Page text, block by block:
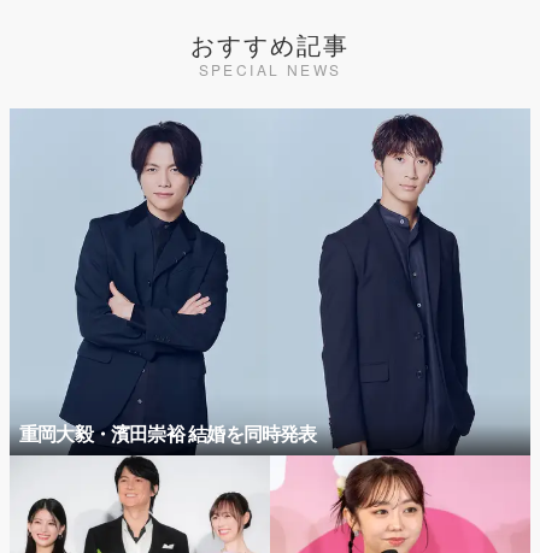
おすすめ記事
SPECIAL NEWS
重岡大毅・濱田崇裕 結婚を同時発表